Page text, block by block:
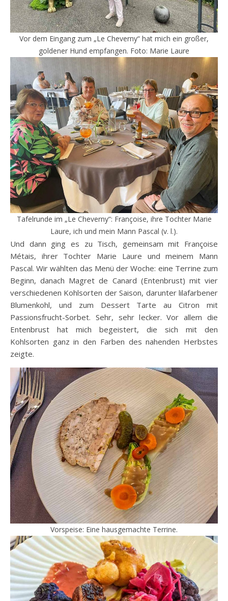
Vor dem Eingang zum „Le Cheverny“ hat mich ein großer,
goldener Hund empfangen. Foto: Marie Laure
Tafelrunde im „Le Cheverny“: Françoise, ihre Tochter Marie
Laure, ich und mein Mann Pascal (v. l.).
Und dann ging es zu Tisch, gemeinsam mit Françoise
Métais, ihrer Tochter Marie Laure und meinem Mann
Pascal. Wir wählten das Menü der Woche: eine Terrine zum
Beginn, danach Magret de Canard (Entenbrust) mit vier
verschiedenen Kohlsorten der Saison, darunter lilafarbener
Blumenkohl, und zum Dessert Tarte au Citron mit
Passionsfrucht-Sorbet. Sehr, sehr lecker. Vor allem die
Entenbrust hat mich begeistert, die sich mit den
Kohlsorten ganz in den Farben des nahenden Herbstes
zeigte.
Vorspeise: Eine hausgemachte Terrine.